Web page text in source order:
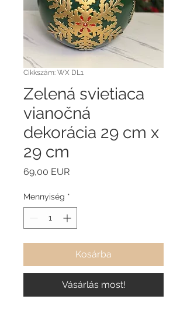
Cikkszám: WX DL1
Zelená svietiaca
vianočná
dekorácia 29 cm x
29 cm
69,00 EURÁr
Mennyiség *
Kosárba
Vásárlás most!